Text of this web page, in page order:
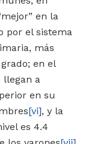
en la
por el sistema
más
en el
llegan a
en su
[vi], y la
es 4.4